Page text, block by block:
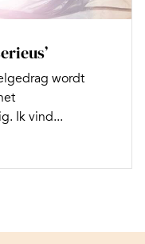
wordt
Ik vind...